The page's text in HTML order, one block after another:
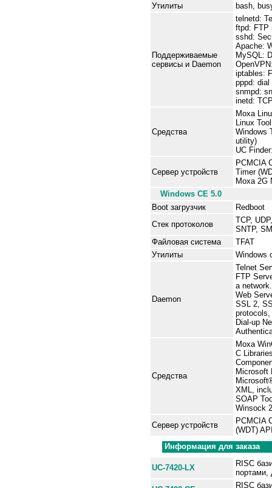
Утилиты
bash,
Поддерживаемые
сервисы и Daemon
telnetd:
ftpd: FTP
sshd:
Apache:
MySQL:
iptables:
pppd:
snmpd:
inetd:
Средства
Moxa
Linux
Windows
utility)
UC
Сервер устройств
PCMCIA
Timer
Moxa 2G
Windows CE 5.0
Boot загрузчик
Redboot
Стек протоколов
TCP,
SNTP,
Файловая система
TFAT
Утилиты
Windows
Daemon
Telnet
FTP
a network.
Web
SSL 2,
Dial-up
Средства
Moxa
C
Microsoft
XML,
SOAP
Winsock
Сервер устройств
PCMCIA
(WDT)
Информация для заказа
UC-7420-LX
RISC
портами,
RISC